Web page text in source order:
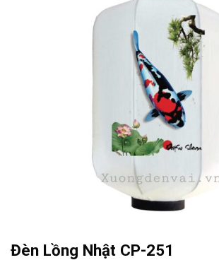
Đèn Lồng Nhật CP-251